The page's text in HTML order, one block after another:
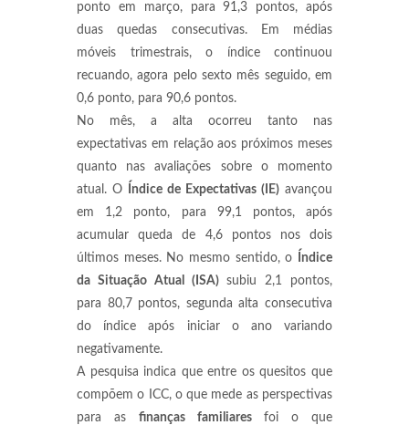
ponto em março, para 91,3 pontos, após
duas quedas consecutivas. Em médias
móveis trimestrais, o índice continuou
recuando, agora pelo sexto mês seguido, em
0,6 ponto, para 90,6 pontos.
No mês, a alta ocorreu tanto nas
expectativas em relação aos próximos meses
quanto nas avaliações sobre o momento
atual. O
Índice de Expectativas (IE) avançou
em 1,2 ponto, para 99,1 pontos, após
acumular queda de 4,6 pontos nos dois
últimos meses. No mesmo sentido, o
Índice
da Situação Atual (ISA) subiu 2,1 pontos,
para 80,7 pontos, segunda alta consecutiva
do índice após iniciar o ano variando
negativamente.
A pesquisa indica que entre os quesitos que
compõem o ICC, o que mede as perspectivas
para as finanças familiaresfoi o que